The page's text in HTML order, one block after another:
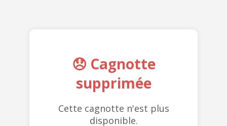
😞 Cagnotte
supprimée
Cette cagnotte n'est plus
disponible.